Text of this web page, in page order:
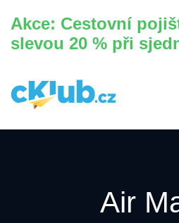
Akce: Cestovní
slevou 20 % při
Air